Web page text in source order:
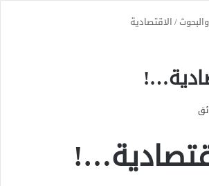
/الاقتصادية